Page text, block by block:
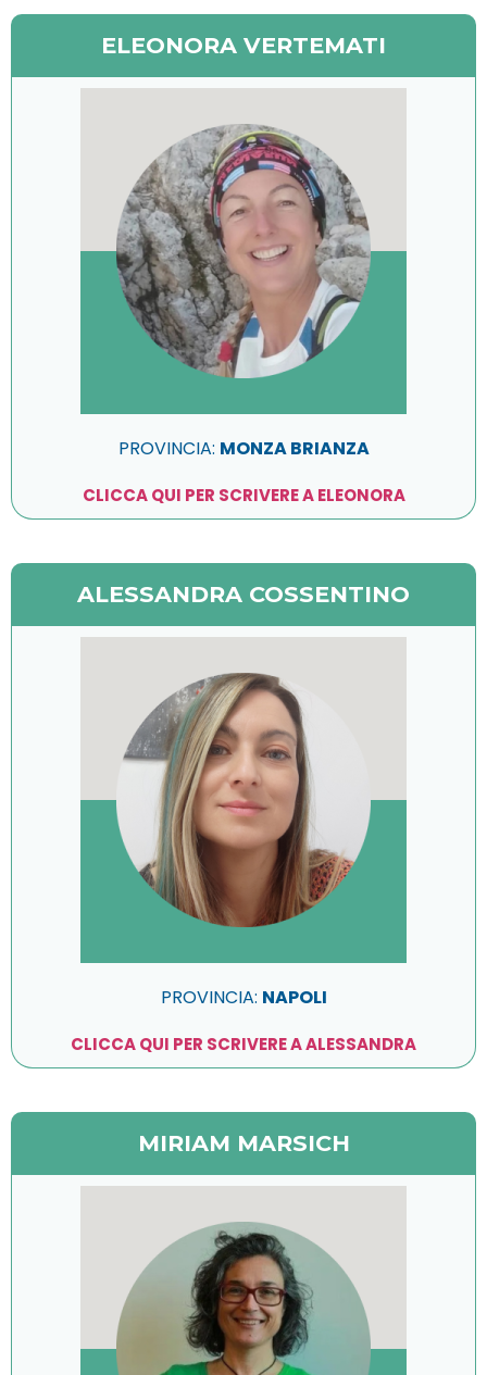
ELEONORA VERTEMATI
PROVINCIA: MONZA BRIANZA
CLICCA QUI PER SCRIVERE A ELEONORA
ALESSANDRA COSSENTINO
PROVINCIA: NAPOLI
CLICCA QUI PER SCRIVERE A ALESSANDRA
MIRIAM MARSICH